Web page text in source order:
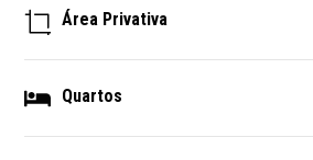
Área Privativa
Quartos